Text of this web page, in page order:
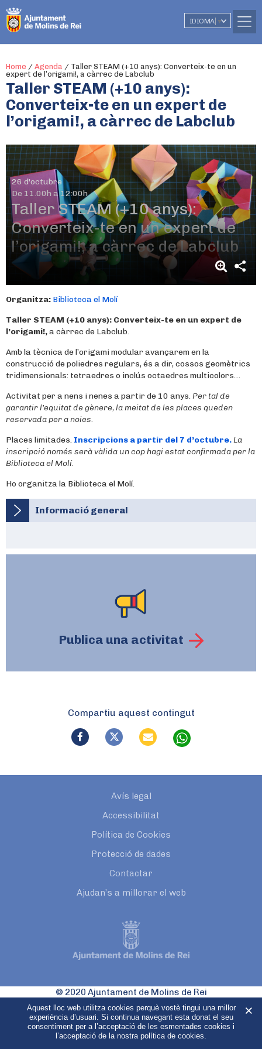
IDIOMA ▼
Home / Agenda / Taller STEAM (+10 anys): Converteix-te en un
expert de l’origami!, a càrrec de Labclub
Taller STEAM (+10 anys):
Converteix-te en un expert de
l’origami!, a càrrec de Labclub
26 d'octubre
De 11.00h a 12:00h
Taller STEAM (+10 anys):
Converteix-te en un expert de
l’origami!, a càrrec de Labclub
Organitza: Biblioteca el Molí
Taller STEAM (+10 anys): Converteix-te en un expert de
l’origami!,a càrrec de Labclub.
Amb la tècnica de l’origami modular avançarem en la
construcció de poliedres regulars, és a dir, cossos geomètrics
tridimensionals: tetraedres o inclús octaedres multicolors…
Activitat per a nens i nenes a partir de 10 anys.Per tal de
garantir l’equitat de gènere, la meitat de les places queden
reservada per a noies.
Places limitades. Inscripcions a partir del 7 d’octubre.La
inscripció només serà vàlida un cop hagi estat confirmada per la
Biblioteca el Molí.
Ho organitza la Biblioteca el Molí.
Informació general
Publica una activitat
Compartiu aquest contingut
Avís legal
Accessibilitat
Política de Cookies
Protecció de dades
Contactar
Ajudan’s a millorar el web
© 2020 Ajuntament de Molins de Rei
Pl. Catalunya, 1
08750 Molins de Rei
Tel 93 680 33 40
Aquest lloc web utilitza cookies perquè vostè tingui una millor
experiència d’usuari. Si continua navegant esta donat el seu
consentiment per a l’acceptació de les esmentades cookies i
l’acceptació de la nostra política de cookies.